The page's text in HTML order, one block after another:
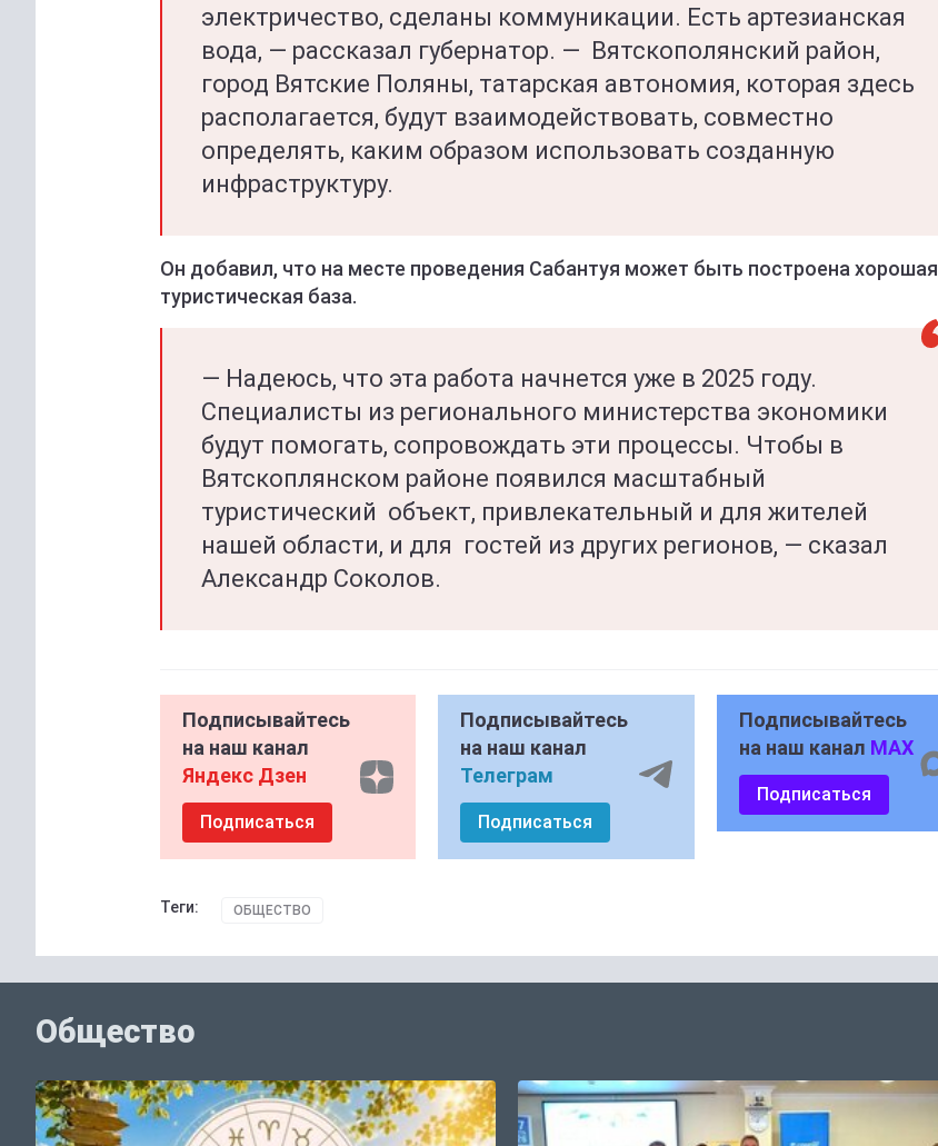
электричество, сделаны коммуникации. Есть артезианская
вода, — рассказал губернатор. — Вятскополянский район,
город Вятские Поляны, татарская автономия, которая здесь
располагается, будут взаимодействовать, совместно
определять, каким образом использовать созданную
инфраструктуру.
Он добавил, что на месте проведения Сабантуя может быть построена хорошая
туристическая база.
— Надеюсь, что эта работа начнется уже в 2025 году.
Специалисты из регионального министерства экономики
будут помогать, сопровождать эти процессы. Чтобы в
Вятскоплянском районе появился масштабный
туристический объект, привлекательный и для жителей
нашей области, и для гостей из других регионов, — сказал
Александр Соколов.
Подписывайтесь
на наш канал
Яндекс Дзен
Подписаться
Подписывайтесь
на наш канал
Телеграм
Подписаться
Подписывайтесь
на наш канал MAX
Подписаться
Теги: ОБЩЕСТВО
Общество